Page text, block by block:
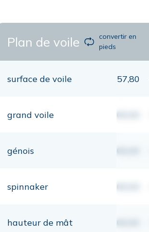
Plan de voile
convertir en
pieds
surface de voile 57,80
grand voile 00,00
génois 00,00
spinnaker 00,00
hauteur de mât 00,00